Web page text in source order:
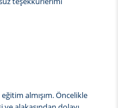
almışım. Öncelikle